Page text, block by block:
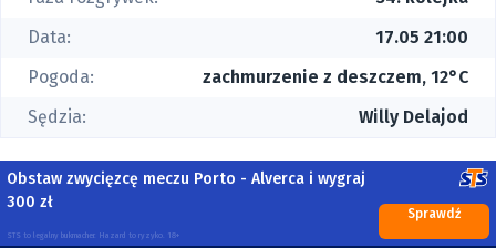
Data:
17.05 21:00
Pogoda:
zachmurzenie z deszczem, 12°C
Sędzia:
Willy Delajod
Obstaw zwycięzcę meczu Porto - Alverca i wygraj
300 zł
STS to legalny bukmacher. Hazard to ryzyko. 18+
Sprawdź